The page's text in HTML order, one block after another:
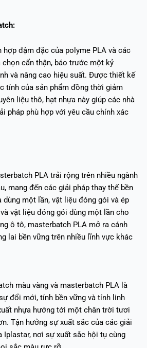
hợp đậm đặc của polyme PLA và các
cẩn thận, báo trước một kỷ
và nâng cao hiệu suất. Được thiết kế
tính của sản phẩm đồng thời giảm
liệu thô, hạt nhựa này giúp các nhà
pháp phù hợp với yêu cầu chính xác
PLA trải rộng trên nhiều ngành
mang đến các giải pháp thay thế bền
dùng một lần, vật liệu đóng gói và ép
vật liệu đóng gói dùng một lần cho
ô tô, masterbatch PLA mở ra cánh
lai bền vững trên nhiều lĩnh vực khác
màu vàng và masterbatch PLA là
đổi mới, tính bền vững và tính linh
nhựa hướng tới một chân trời tươi
Tận hưởng sự xuất sắc của các giải
Iplastar, nơi sự xuất sắc hội tụ cùng